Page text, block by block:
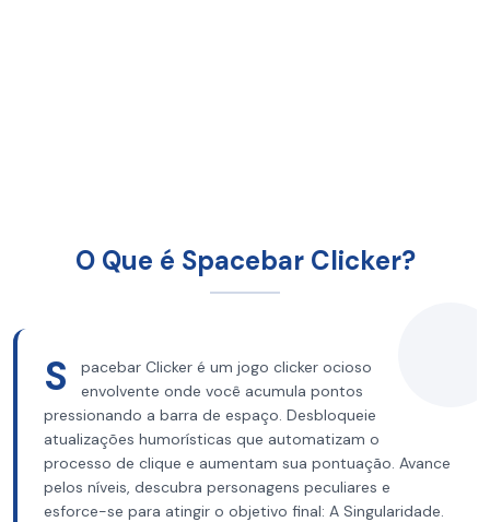
O Que é Spacebar Clicker?
S
pacebar Clicker é um jogo clicker ocioso
envolvente onde você acumula pontos
pressionando a barra de espaço. Desbloqueie
atualizações humorísticas que automatizam o
processo de clique e aumentam sua pontuação. Avance
pelos níveis, descubra personagens peculiares e
esforce-se para atingir o objetivo final: A Singularidade.